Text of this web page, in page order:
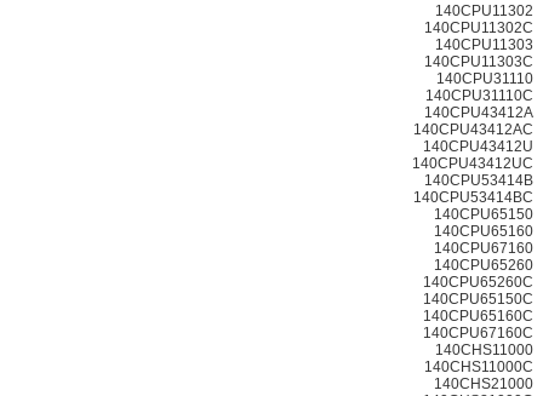
140CPU11302
140CPU11302C
140CPU11303
140CPU11303C
140CPU31110
140CPU31110C
140CPU43412A
140CPU43412AC
140CPU43412U
140CPU43412UC
140CPU53414B
140CPU53414BC
140CPU65150
140CPU65160
140CPU67160
140CPU65260
140CPU65260C
140CPU65150C
140CPU65160C
140CPU67160C
140CHS11000
140CHS11000C
140CHS21000